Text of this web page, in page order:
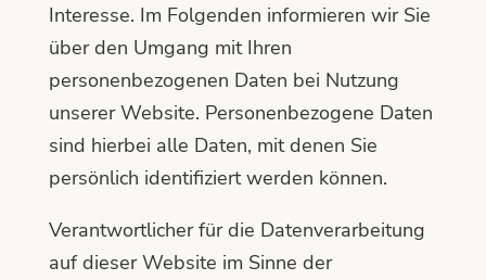
Interesse. Im Folgenden informieren wir Sie
über den Umgang mit Ihren
personenbezogenen Daten bei Nutzung
unserer Website. Personenbezogene Daten
sind hierbei alle Daten, mit denen Sie
persönlich identifiziert werden können.
Verantwortlicher für die Datenverarbeitung
auf dieser Website im Sinne der